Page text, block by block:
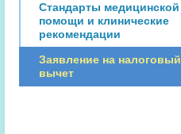
Стандарты медицинской
помощи и клинические
рекомендации
Заявление на налоговый
вычет